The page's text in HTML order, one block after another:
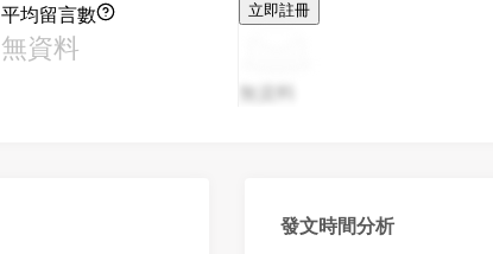
平均留言數
無資料
立即註冊
無資料
發文時間分析